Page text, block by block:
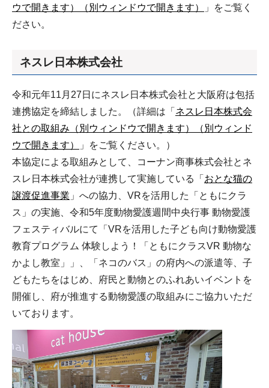
ウで開きます）（別ウィンドウで開きます）
」をご覧く
ださい。
ネスレ日本株式会社
令和元年11月27日にネスレ日本株式会社と大阪府は包括
連携協定を締結しました。（詳細は「 ネスレ日本株式会
社との取組み（別ウィンドウで開きます）（別ウィンド
ウで開きます）
」をご覧ください。）
本協定による取組みとして、コーナン商事株式会社とネ
スレ日本株式会社が連携して実施している「 おとな猫の
譲渡促進事業 」への協力、VRを活用した「ともにクラ
ス」の実施、令和5年度動物愛護週間中央行事 動物愛護
フェスティバルにて「VRを活用した子ども向け動物愛護
教育プログラム 体験しよう！「ともにクラスVR 動物な
かよし教室」」、「ネコのバス」の府内への派遣等、子
どもたちをはじめ、府民と動物とのふれあいイベントを
開催し、府が推進する動物愛護の取組みにご協力いただ
いております。